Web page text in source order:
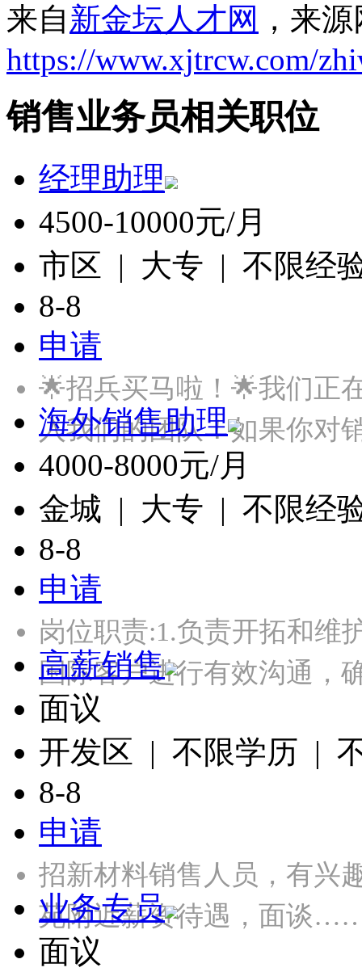
来自新金坛人才网 ，来
https://www.xjtrcw.com/
销售业务员相关职位
经理助理
4500-10000元/月
市区 | 大专 | 不限经
8-8
申请
🌟招兵买马啦！🌟我们正
入我们的团队！如果你
海外销售助理
4000-8000元/月
金城 | 大专 | 不限经
8-8
申请
岗位职责:1.负责开拓和维
国际客户进行有效沟通
高薪销售
面议
开发区 | 不限学历 |
8-8
申请
招新材料销售人员，有兴
苑附近薪资待遇，面谈
业务专员
面议